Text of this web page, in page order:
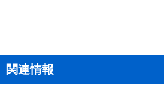
関連情報